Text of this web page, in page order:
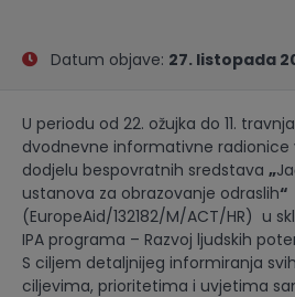
Datum objave: 27. listopada
U periodu od 22. ožujka do 11.
dvodnevne informativne radionice
dodjelu bespovratnih sredstava „
ustanova za obrazovanje odraslih“
(EuropeAid/132182/M/ACT/HR) u
IPA programa – Razvoj ljudskih
S ciljem detaljnijeg informiranja
ciljevima, prioritetima i uvjetima